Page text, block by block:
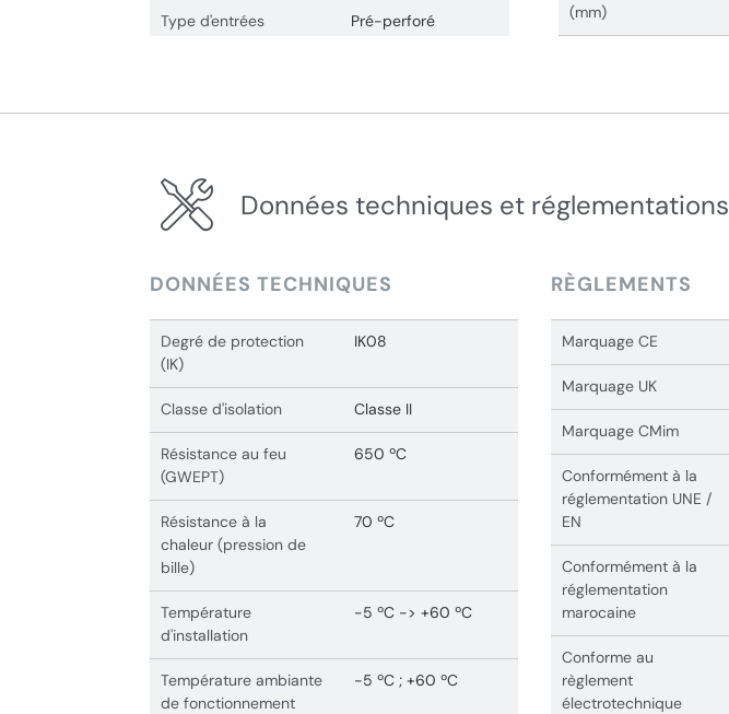
Type d'entrées Pré-perforé
(mm)
Données techniques et réglementations
DONNÉES TECHNIQUES
Degré de protection
(IK)
IK08
Classe d'isolation Classe II
Résistance au feu
(GWEPT)
650 ºC
Résistance à la
chaleur (pression de
bille)
70 ºC
Température
d'installation
-5 ºC -> +60 ºC
Température ambiante
de fonctionnement
-5 ºC ; +60 ºC
RÈGLEMENTS
Marquage CE
Marquage UK
Marquage CMim
Conformément à la
réglementation UNE /
EN
Conformément à la
réglementation
marocaine
Conforme au
règlement
électrotechnique